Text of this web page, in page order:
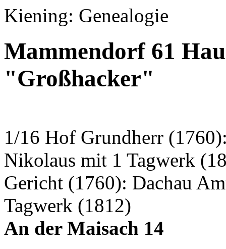
Kiening: Genealogie
Mammendorf 61
"Großhacker"
1/16 Hof Grundherr
Nikolaus mit 1 Tagwerk
Gericht (1760): Dachau
Tagwerk (1812)
An der Maisach 14